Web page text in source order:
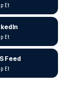
Et
Et
Feed
Et